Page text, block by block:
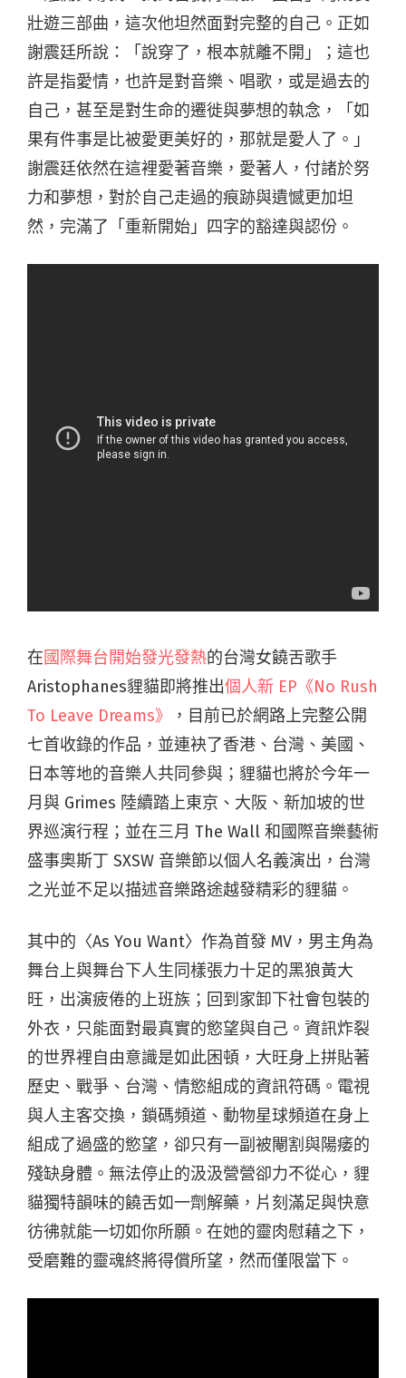
壯遊三部曲，這次他坦然面對完整的自己。正如
謝震廷所說：「說穿了，根本就離不開」；這也
許是指愛情，也許是對音樂、唱歌，或是過去的
自己，甚至是對生命的遷徙與夢想的執念，「如
果有件事是比被愛更美好的，那就是愛人了。」
謝震廷依然在這裡愛著音樂，愛著人，付諸於努
力和夢想，對於自己走過的痕跡與遺憾更加坦
然，完滿了「重新開始」四字的豁達與認份。
在國際舞台開始發光發熱的台灣女饒舌歌手
Aristophanes貍貓即將推出個人新 EP《No Rush
To Leave Dreams》
，目前已於網路上完整公開
七首收錄的作品，並連袂了香港、台灣、美國、
日本等地的音樂人共同參與；貍貓也將於今年一
月與 Grimes 陸續踏上東京、大阪、新加坡的世
界巡演行程；並在三月 The Wall 和國際音樂藝術
盛事奧斯丁 SXSW 音樂節以個人名義演出，台灣
之光並不足以描述音樂路途越發精彩的貍貓。
其中的〈As You Want〉作為首發 MV，男主角為
舞台上與舞台下人生同樣張力十足的黑狼黃大
旺，出演疲倦的上班族；回到家卸下社會包裝的
外衣，只能面對最真實的慾望與自己。資訊炸裂
的世界裡自由意識是如此困頓，大旺身上拼貼著
歷史、戰爭、台灣、情慾組成的資訊符碼。電視
與人主客交換，鎖碼頻道、動物星球頻道在身上
組成了過盛的慾望，卻只有一副被閹割與陽痿的
殘缺身體。無法停止的汲汲營營卻力不從心，貍
貓獨特韻味的饒舌如一劑解藥，片刻滿足與快意
彷彿就能一切如你所願。在她的靈肉慰藉之下，
受磨難的靈魂終將得償所望，然而僅限當下。